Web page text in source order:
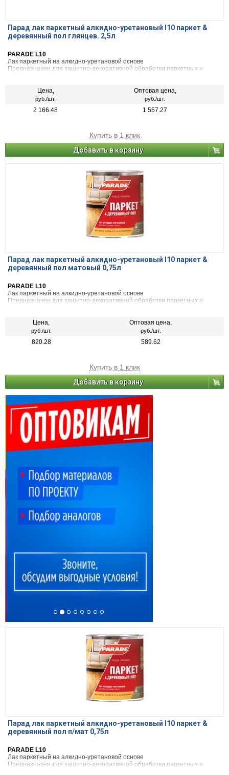
Парад лак паркетный алкидно-уретановый l10 паркет &
деревянный пол глянцев. 2,5л
PARADE L10
Лак паркетный на алкидно-уретановой основе
Предназначен для защитно-декоративной обработки паркетных и
масляными красками и алкидными эмалями.
Цена,
руб./шт.
Оптовая цена,
руб./шт.
2 166.48 1 557.27
Купить в 1 клик
Добавить в корзину
Парад лак паркетный алкидно-уретановый l10 паркет &
деревянный пол матовый 0,75л
PARADE L10
Лак паркетный на алкидно-уретановой основе
Предназначен для защитно-декоративной обработки паркетных и
масляными красками и алкидными эмалями.
Цена,
руб./шт.
Оптовая цена,
руб./шт.
820.28 589.62
Купить в 1 клик
Добавить в корзину
Парад лак паркетный алкидно-уретановый l10 паркет &
деревянный пол п/мат 0,75л
PARADE L10
Лак паркетный на алкидно-уретановой основе
Предназначен для защитно-декоративной обработки паркетных и